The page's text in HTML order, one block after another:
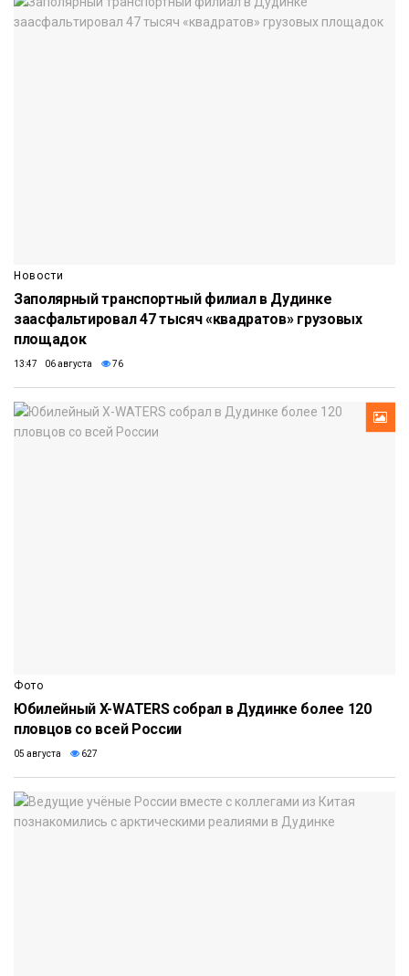
Новости
Заполярный транспортный филиал в Дудинке
заасфальтировал 47 тысяч «квадратов» грузовых
площадок
13:47 06 августа 76
Фото
Юбилейный X-WATERS собрал в Дудинке более 120
пловцов со всей России
05 августа 627